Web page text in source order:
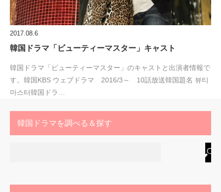
2017.08.6
韓国ドラマ「ビューティーマスター」キャスト
韓国ドラマ「ビューティーマスター」のキャストと出演者情報で
す。韓国KBS ウェブドラマ 2016/3～ 10話放送韓国題名 뷰티
마스터韓国ドラ…
韓国ドラマを調べる＆探す